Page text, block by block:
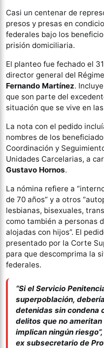
Casi un centenar de
presos y presas en
federales bajo los
prisión domiciliaria.
El planteo fue fechado el
director general del
Fernando Martínez.
que son parte del
situación que se vive en
La nota con el pedido
nombres de los
Coordinación y
Unidades Carcelarias, a
Gustavo Hornos.
La nómina refiere a
de 70 años” y a otros
lesbianas, bisexuales,
como también a personas
alojadas con hijos”. El
presentado por la Corte
para que descomprima la
federales.
“Si el Servicio
superpoblación,
detenidas sin condena
delitos que no
implican ningún
ex subsecretario de